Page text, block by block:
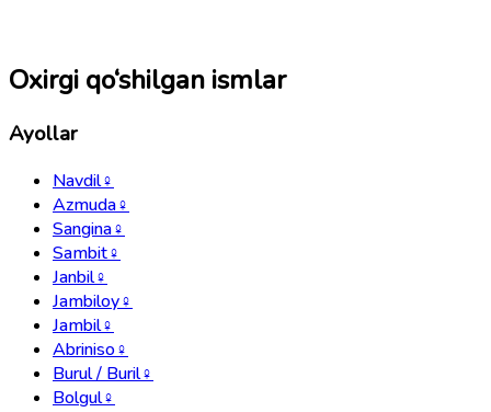
Oxirgi qo‘shilgan ismlar
Ayollar
Navdil♀
Azmuda♀
Sangina♀
Sambit♀
Janbil♀
Jambiloy♀
Jambil♀
Abriniso♀
Burul / Buril♀
Bolgul♀